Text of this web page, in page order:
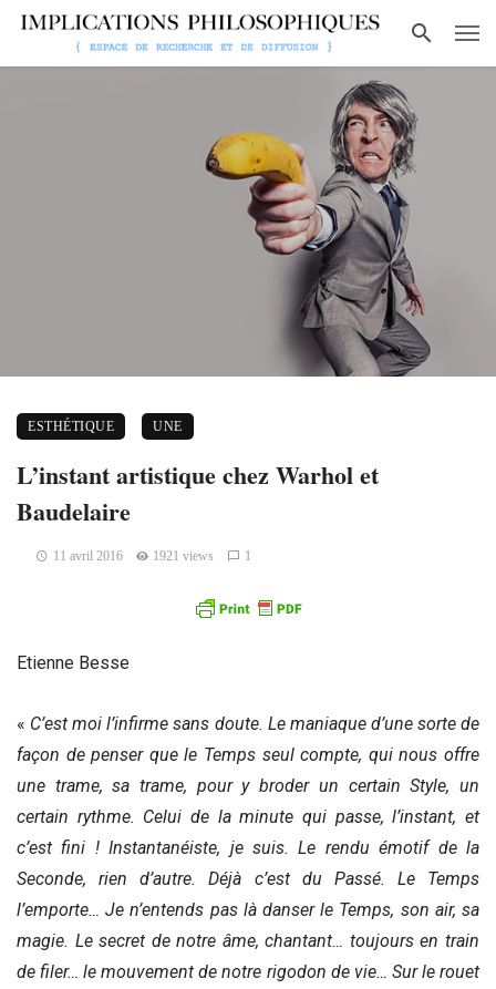
ESTHÉTIQUE UNE
L’instant artistique chez Warhol et
Baudelaire
11 avril 2016 1921 views 1
Etienne Besse
« C’est moi l’infirme sans doute. Le maniaque d’une sorte de
façon de penser que le Temps seul compte, qui nous offre
une trame, sa trame, pour y broder un certain Style, un
certain rythme. Celui de la minute qui passe, l’instant, et
c’est fini ! Instantanéiste, je suis. Le rendu émotif de la
Seconde, rien d’autre. Déjà c’est du Passé. Le Temps
l’emporte… Je n’entends pas là danser le Temps, son air, sa
magie. Le secret de notre âme, chantant… toujours en train
de filer… le mouvement de notre rigodon de vie… Sur le rouet